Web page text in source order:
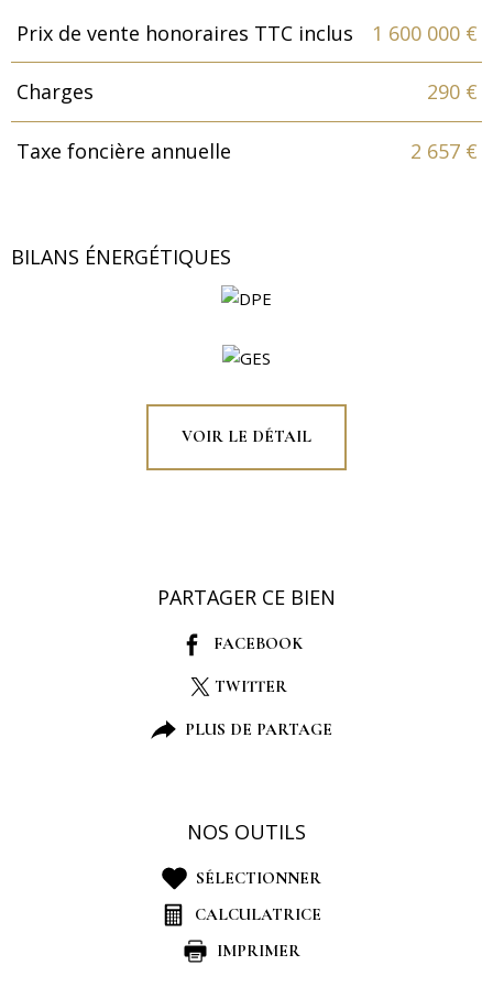
Caractéristiques Valeurs
Prix de vente honoraires TTC inclus 1 600 000 €
Charges 290 €
Taxe foncière annuelle 2 657 €
BILANS ÉNERGÉTIQUES
VOIR LE DÉTAIL
PARTAGER CE BIEN
FACEBOOK
TWITTER
PLUS DE PARTAGE
NOS OUTILS
SÉLECTIONNER
CALCULATRICE
IMPRIMER